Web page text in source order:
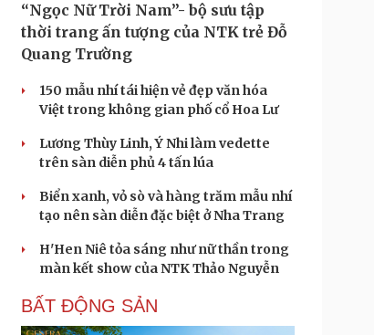
“Ngọc Nữ Trời Nam”- bộ sưu tập
thời trang ấn tượng của NTK trẻ Đỗ
Quang Trường
150 mẫu nhí tái hiện vẻ đẹp văn hóa
Việt trong không gian phố cổ Hoa Lư
Lương Thùy Linh, Ý Nhi làm vedette
trên sàn diễn phủ 4 tấn lúa
Biển xanh, vỏ sò và hàng trăm mẫu nhí
tạo nên sàn diễn đặc biệt ở Nha Trang
H'Hen Niê tỏa sáng như nữ thần trong
màn kết show của NTK Thảo Nguyễn
BẤT ĐỘNG SẢN